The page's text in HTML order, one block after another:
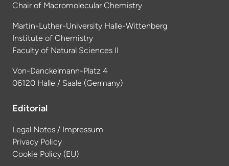
Chair of Macromolecular Chemistry
Martin-Luther-University Halle-Wittenberg
Institute of Chemistry
Faculty of Natural Sciences II
Von-Danckelmann-Platz 4
06120 Halle / Saale (Germany)
Editorial
Legal Notes / Impressum
Privacy Policy
Cookie Policy (EU)